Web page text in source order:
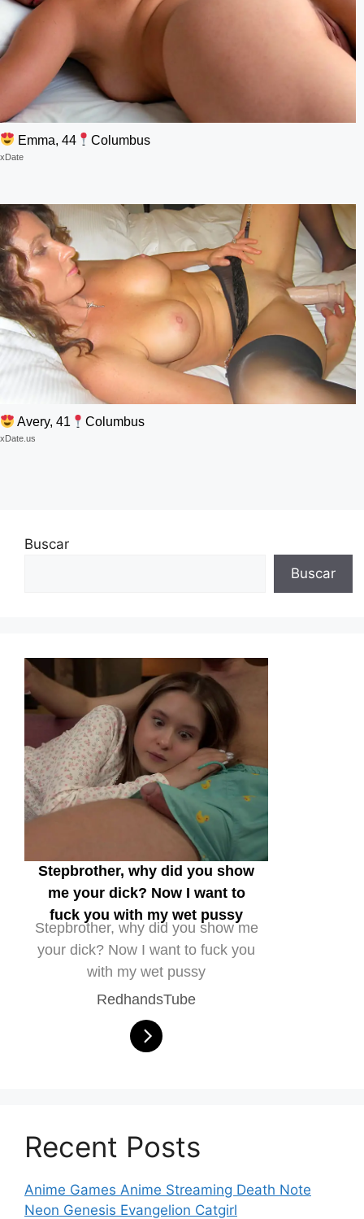
Emma, 44 Columbus
xDate
Avery, 41 Columbus
xDate.us
Buscar
Buscar
Stepbrother, why did you show
me your dick? Now I want to
fuck you with my wet pussy
Stepbrother, why did you show me
your dick? Now I want to fuck you
with my wet pussy
RedhandsTube
Recent Posts
Anime Games Anime Streaming Death Note
Neon Genesis Evangelion Catgirl